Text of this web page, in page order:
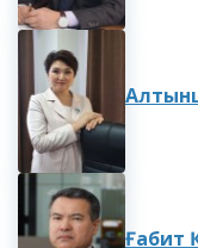
Ғабит